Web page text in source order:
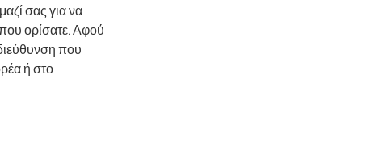
σας για να
ορίσατε. Αφού
που
ή στο